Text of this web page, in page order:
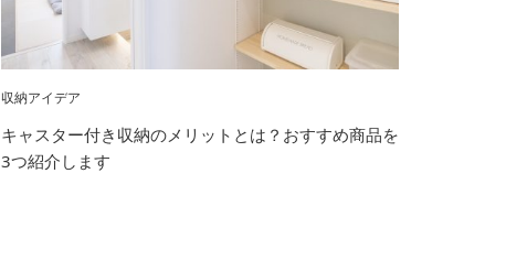
収納アイデア
キャスター付き収納のメリットとは？おすすめ商品を
3つ紹介します